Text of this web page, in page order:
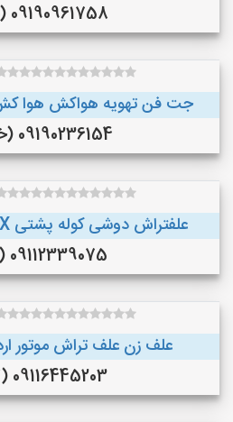
09190961758 (ساری )
جت فن تهویه هواکش هوا
09190236154 (خرم‌آباد )
علفتراش دوشی کوله پشتی MAX چمن زن اصلی
09112339075 (رشت )
علف زن علف تراش موتور
09116445203 (گرگان )